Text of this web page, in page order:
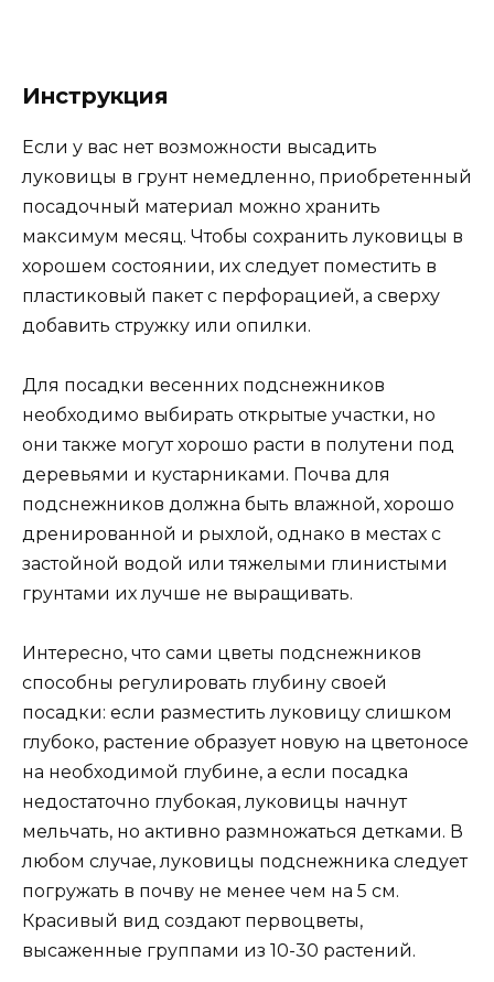
Инструкция
Если у вас нет возможности высадить
луковицы в грунт немедленно, приобретенный
посадочный материал можно хранить
максимум месяц. Чтобы сохранить луковицы в
хорошем состоянии, их следует поместить в
пластиковый пакет с перфорацией, а сверху
добавить стружку или опилки.
Для посадки весенних подснежников
необходимо выбирать открытые участки, но
они также могут хорошо расти в полутени под
деревьями и кустарниками. Почва для
подснежников должна быть влажной, хорошо
дренированной и рыхлой, однако в местах с
застойной водой или тяжелыми глинистыми
грунтами их лучше не выращивать.
Интересно, что сами цветы подснежников
способны регулировать глубину своей
посадки: если разместить луковицу слишком
глубоко, растение образует новую на цветоносе
на необходимой глубине, а если посадка
недостаточно глубокая, луковицы начнут
мельчать, но активно размножаться детками. В
любом случае, луковицы подснежника следует
погружать в почву не менее чем на 5 см.
Красивый вид создают первоцветы,
высаженные группами из 10-30 растений.